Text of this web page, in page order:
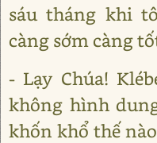
sáu tháng khi
càng sớm càng
- Lạy Chúa!
không hình
khốn khổ thế